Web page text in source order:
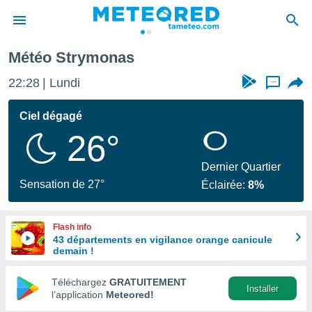
de
en
Météo Strymonas
22:28 Lundi ...
Ciel dégagé
26°
Sensation de 27°
Dernier Quartier
Éclairée:8%
Flash info
43 départements en vigilance orange canicule
demain !
Téléchargez GRATUITEMENT
l’application Meteored!
Installer